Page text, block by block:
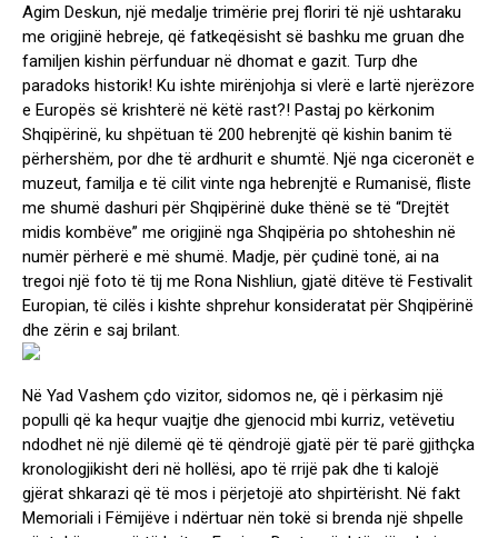
Agim Deskun, një medalje trimërie prej floriri të një ushtaraku
me origjinë hebreje, që fatkeqësisht së bashku me gruan dhe
familjen kishin përfunduar në dhomat e gazit. Turp dhe
paradoks historik! Ku ishte mirënjohja si vlerë e lartë njerëzore
e Europës së krishterë në këtë rast?! Pastaj po kërkonim
Shqipërinë, ku shpëtuan të 200 hebrenjtë që kishin banim të
përhershëm, por dhe të ardhurit e shumtë. Një nga ciceronët e
muzeut, familja e të cilit vinte nga hebrenjtë e Rumanisë, fliste
me shumë dashuri për Shqipërinë duke thënë se të “Drejtët
midis kombëve” me origjinë nga Shqipëria po shtoheshin në
numër përherë e më shumë. Madje, për çudinë tonë, ai na
tregoi një foto të tij me Rona Nishliun, gjatë ditëve të Festivalit
Europian, të cilës i kishte shprehur konsideratat për Shqipërinë
dhe zërin e saj brilant.
Në Yad Vashem çdo vizitor, sidomos ne, që i përkasim një
populli që ka hequr vuajtje dhe gjenocid mbi kurriz, vetëvetiu
ndodhet në një dilemë që të qëndrojë gjatë për të parë gjithçka
kronologjikisht deri në hollësi, apo të rrijë pak dhe ti kalojë
gjërat shkarazi që të mos i përjetojë ato shpirtërisht. Në fakt
Memoriali i Fëmijëve i ndërtuar nën tokë si brenda një shpelle